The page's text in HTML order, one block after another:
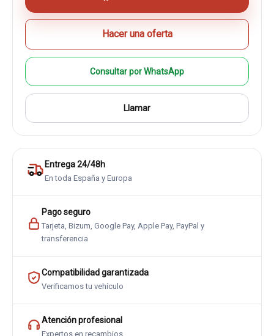
Hacer una oferta
Consultar por WhatsApp
Llamar
Entrega 24/48h
En toda España y Europa
Pago seguro
Tarjeta, Bizum, Google Pay, Apple Pay, PayPal y
transferencia
Compatibilidad garantizada
Verificamos tu vehículo
Atención profesional
Expertos en recambios